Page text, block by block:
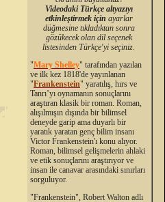
Videodaki Türkçe altyazıyı
etkinleştirmek için ayarlar
düğmesine tıkladıktan sonra
gözükecek olan dil seçenek
listesinden Türkçe'yi seçiniz.
"Mary Shelley" tarafından yazılan
ve ilk kez 1818'de yayınlanan
"Frankenstein" yaratılış, hırs ve
Tanrı’yı oynamanın sonuçlarını
araştıran klasik bir roman. Roman,
alışılmışın dışında bir bilimsel
deneyde garip ama duyarlı bir
yaratık yaratan genç bilim insanı
Victor Frankenstein'ı konu alıyor.
Roman, bilimsel gelişmelerin ahlaki
ve etik sonuçlarını araştırıyor ve
insan ile canavar arasındaki sınırları
sorguluyor.
"Frankenstein", Robert Walton adlı